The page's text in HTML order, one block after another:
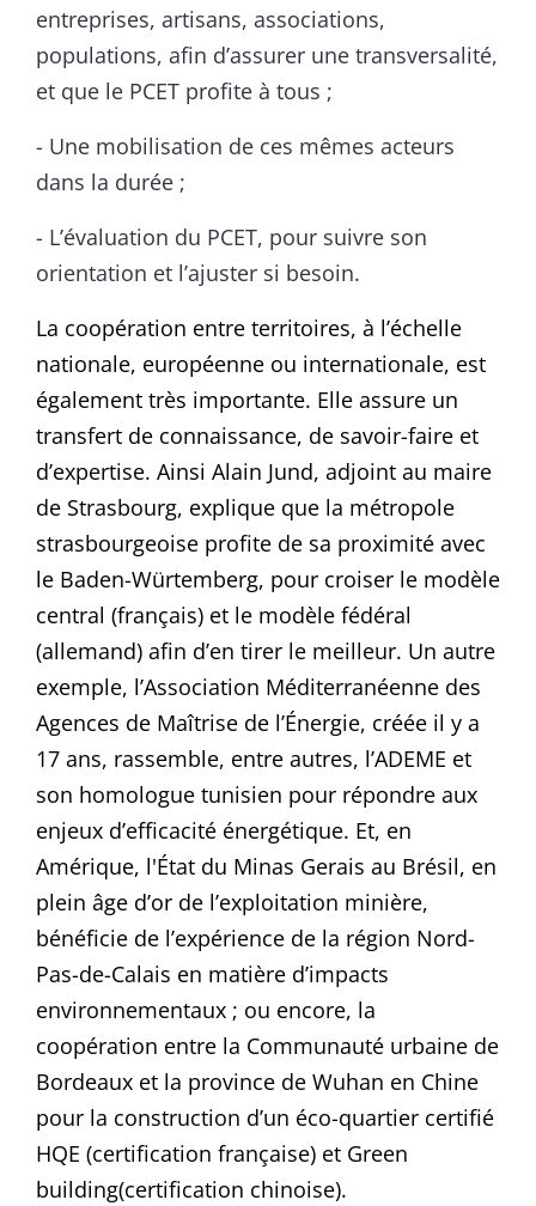
entreprises, artisans, associations,
populations, afin d’assurer une transversalité,
et que le PCET profite à tous ;
- Une mobilisation de ces mêmes acteurs
dans la durée ;
- L’évaluation du PCET, pour suivre son
orientation et l’ajuster si besoin.
La coopération entre territoires, à l’échelle
nationale, européenne ou internationale, est
également très importante. Elle assure un
transfert de connaissance, de savoir-faire et
d’expertise. Ainsi Alain Jund, adjoint au maire
de Strasbourg, explique que la métropole
strasbourgeoise profite de sa proximité avec
le Baden-Würtemberg, pour croiser le modèle
central (français) et le modèle fédéral
(allemand) afin d’en tirer le meilleur. Un autre
exemple, l’Association Méditerranéenne des
Agences de Maîtrise de l’Énergie, créée il y a
17 ans, rassemble, entre autres, l’ADEME et
son homologue tunisien pour répondre aux
enjeux d’efficacité énergétique. Et, en
Amérique, l'État du Minas Gerais au Brésil, en
plein âge d’or de l’exploitation minière,
bénéficie de l’expérience de la région Nord-
Pas-de-Calais en matière d’impacts
environnementaux ; ou encore, la
coopération entre la Communauté urbaine de
Bordeaux et la province de Wuhan en Chine
pour la construction d’un éco-quartier certifié
HQE (certification française) et Green
building(certification chinoise).